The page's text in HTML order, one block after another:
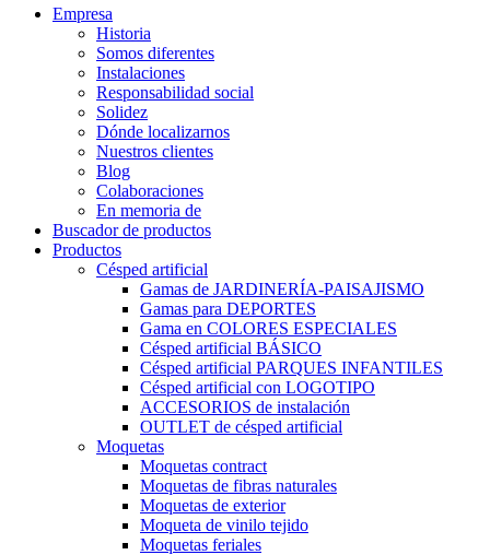
116
96
57
Empresa
Historia
Somos diferentes
Instalaciones
Responsabilidad social
Solidez
Dónde localizarnos
Nuestros clientes
Blog
Colaboraciones
En memoria de
Buscador de productos
Productos
Césped artificial
Gamas de JARDINERÍA-PAISAJISMO
Gamas para DEPORTES
Gama en COLORES ESPECIALES
Césped artificial BÁSICO
Césped artificial PARQUES INFANTILES
Césped artificial con LOGOTIPO
ACCESORIOS de instalación
OUTLET de césped artificial
Moquetas
Moquetas contract
Moquetas de fibras naturales
Moquetas de exterior
Moqueta de vinilo tejido
Moquetas feriales